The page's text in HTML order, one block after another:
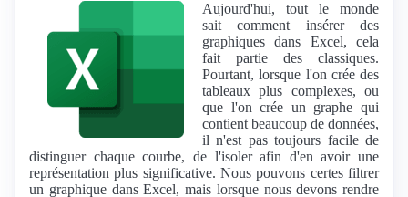
Aujourd'hui, tout le monde
sait comment insérer des
graphiques dans Excel, cela
fait partie des classiques.
Pourtant, lorsque l'on crée des
tableaux plus complexes, ou
que l'on crée un graphe qui
contient beaucoup de données,
il n'est pas toujours facile de
distinguer chaque courbe, de l'isoler afin d'en avoir une
représentation plus significative. Nous pouvons certes filtrer
un graphique dans Excel, mais lorsque nous devons rendre